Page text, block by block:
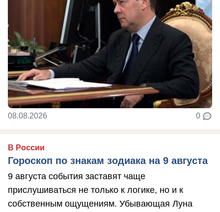
08.08.2026 0
В России
Гороскоп по знакам зодиака на 9 августа
9 августа события заставят чаще
прислушиваться не только к логике, но и к
собственным ощущениям. Убывающая Луна